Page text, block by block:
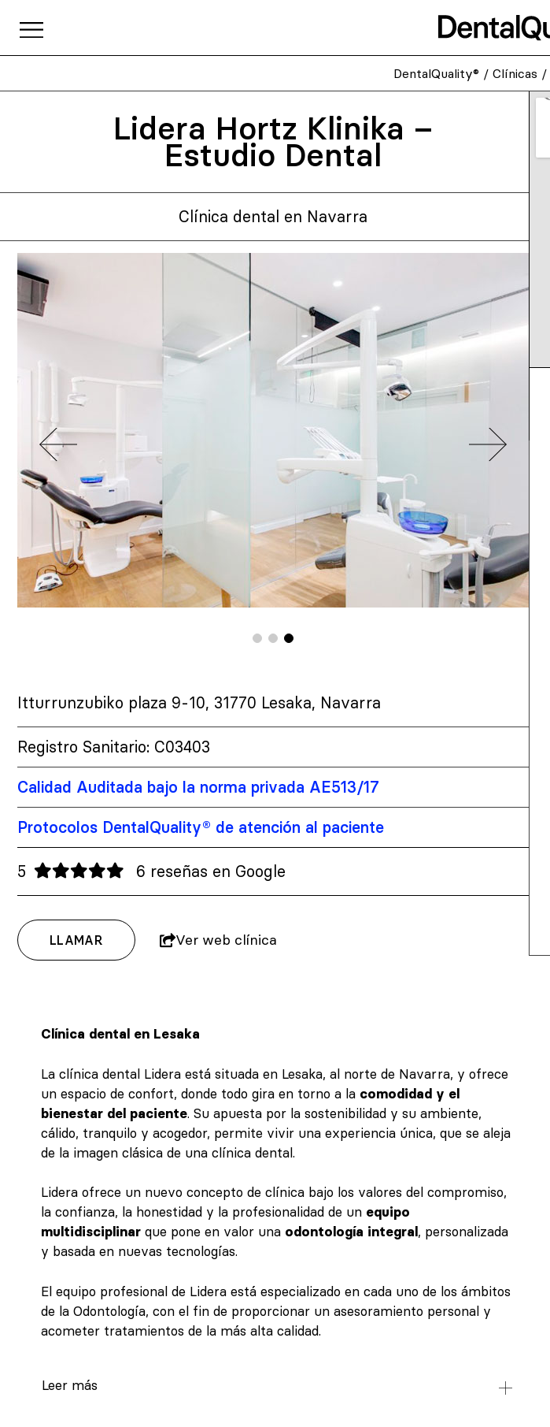
DentalQuality® / Clínicas /
Lidera Hortz Klinika –
Estudio Dental
Clínica dental en Navarra
Itturrunzubiko plaza 9-10, 31770 Lesaka, Navarra
Registro Sanitario: C03403
Calidad Auditada bajo la norma privada AE513/17
Protocolos DentalQuality® de atención al paciente
5 6 reseñas en Google
LLAMAR Ver web clínica
Clínica dental en Lesaka
La clínica dental Lidera está situada en Lesaka, al norte de Navarra, y ofrece
un espacio de confort, donde todo gira en torno a la comodidad y el
bienestar del paciente. Su apuesta por la sostenibilidad y su ambiente,
cálido, tranquilo y acogedor, permite vivir una experiencia única, que se aleja
de la imagen clásica de una clínica dental.
Lidera ofrece un nuevo concepto de clínica bajo los valores del compromiso,
la confianza, la honestidad y la profesionalidad de un equipo
multidisciplinar que pone en valor una odontología integral, personalizada
y basada en nuevas tecnologías.
El equipo profesional de Lidera está especializado en cada uno de los ámbitos
de la Odontología, con el fin de proporcionar un asesoramiento personal y
acometer tratamientos de la más alta calidad.
Leer más